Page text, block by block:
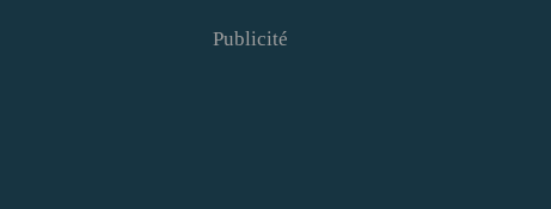
Publicité